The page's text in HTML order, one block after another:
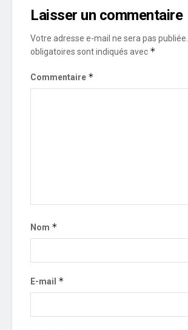
Laisser un commentaire
Votre adresse e-mail ne sera pas publiée.
obligatoires sont indiqués avec *
Commentaire *
Nom *
E-mail *